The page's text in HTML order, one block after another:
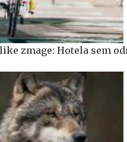
zmage: Hotela sem